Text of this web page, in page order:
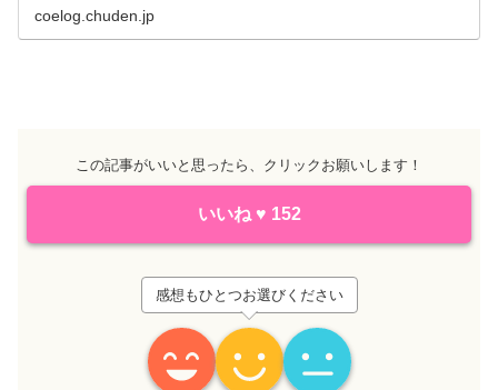
coelog.chuden.jp
この記事がいいと思ったら、クリックお願いします！
いいね ♥ 152
感想もひとつお選びください